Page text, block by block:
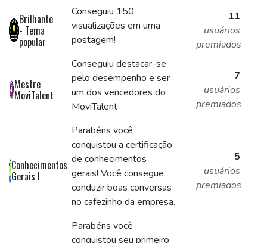
Brilhante
- Tema
popular
Conseguiu 150
visualizações em uma
postagem!
11
usuários
premiados
Mestre
MoviTalent
Conseguiu destacar-se
pelo desempenho e ser
um dos vencedores do
MoviTalent
7
usuários
premiados
Conhecimentos
Gerais I
Parabéns você
conquistou a certificação
de conhecimentos
gerais! Você consegue
conduzir boas conversas
no cafezinho da empresa.
5
usuários
premiados
Parabéns você
conquistou seu primeiro